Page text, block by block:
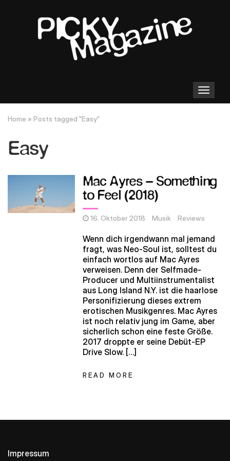
Toggle
navigation
Home » Posts tagged "Easy"
Easy
Mac Ayres – Something
to Feel (2018)
16. Oktober 2018 Musik Reviews
Wenn dich irgendwann mal jemand
fragt, was Neo-Soul ist, solltest du
einfach wortlos auf Mac Ayres
verweisen. Denn der Selfmade-
Producer und Multiinstrumentalist
aus Long Island N.Y. ist die haarlose
Personifizierung dieses extrem
erotischen Musikgenres. Mac Ayres
ist noch relativ jung im Game, aber
sicherlich schon eine feste Größe.
2017 droppte er seine Debüt-EP
Drive Slow. […]
READ MORE
Impressum